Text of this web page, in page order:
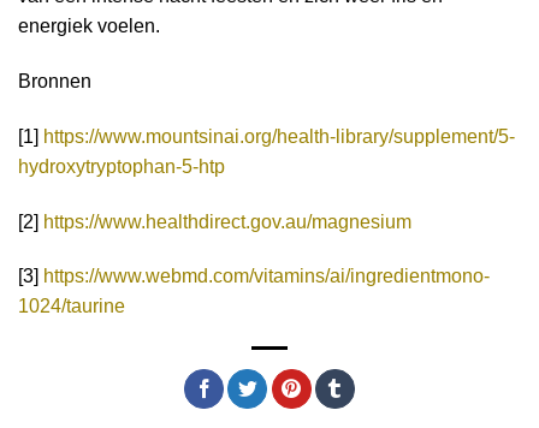
energiek voelen.
Bronnen
[1] https://www.mountsinai.org/health-library/supplement/5-
hydroxytryptophan-5-htp
[2] https://www.healthdirect.gov.au/magnesium
[3] https://www.webmd.com/vitamins/ai/ingredientmono-
1024/taurine